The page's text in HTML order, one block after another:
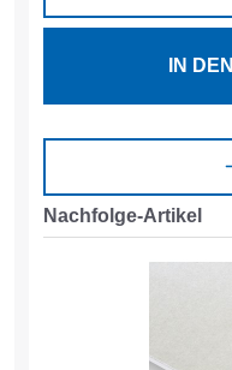
IN
Nachfolge-Artikel